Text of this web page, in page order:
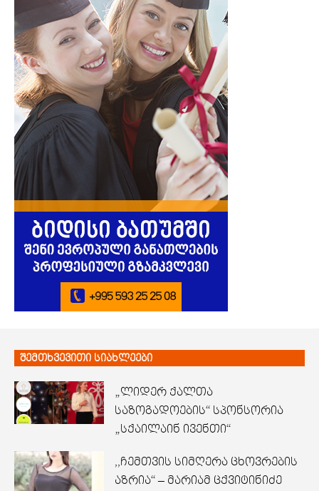
შემთხვევითი სიახლეები
„ლიდერ ქალთა
საზოგადოების“ სპონსორია
„სქაილაინ ივენთი“
,,ჩემთვის სიმღერა ცხოვრების
აზრია“ – მარიამ ცქვიტინიძე